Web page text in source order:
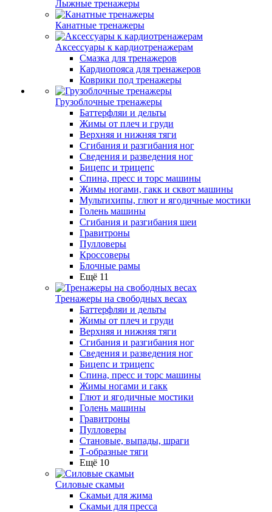
Лыжные тренажеры
Канатные тренажеры
Аксессуары к кардиотренажерам
Смазка для тренажеров
Кардиопояса для тренажеров
Коврики под тренажеры
Грузоблочные тренажеры
Баттерфляи и дельты
Жимы от плеч и груди
Верхняя и нижняя тяги
Сгибания и разгибания ног
Сведения и разведения ног
Бицепс и трицепс
Спина, пресс и торс машины
Жимы ногами, гакк и сквот машины
Мультихипы, глют и ягодичные мостики
Голень машины
Сгибания и разгибания шеи
Гравитроны
Пулловеры
Кроссоверы
Блочные рамы
Ещё 11
Тренажеры на свободных весах
Баттерфляи и дельты
Жимы от плеч и груди
Верхняя и нижняя тяги
Сгибания и разгибания ног
Сведения и разведения ног
Бицепс и трицепс
Спина, пресс и торс машины
Жимы ногами и гакк
Глют и ягодичные мостики
Голень машины
Гравитроны
Пулловеры
Становые, выпады, шраги
Т-образные тяги
Ещё 10
Силовые скамьи
Скамьи для жима
Скамьи для пресса